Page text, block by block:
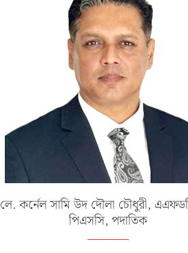
লে. কর্নেল সামি উদ দৌলা চৌধুরী,
পিএসসি, পদাতিক